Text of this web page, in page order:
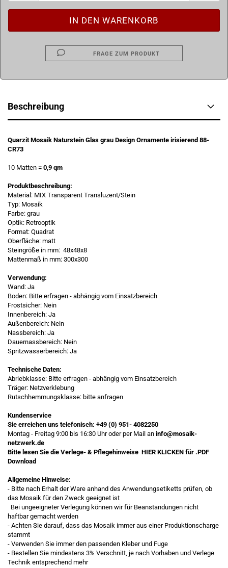
FRAGE ZUM PRODUKT
Beschreibung
Quarzit Mosaik Naturstein Glas grau Design Ornamente irisierend 88-
CR73
10 Matten = 0,9 qm
Produktbeschreibung:
Material: MIX Transparent Transluzent/Stein
Typ: Mosaik
Farbe: grau
Optik: Retrooptik
Format: Quadrat
Oberfläche: matt
Steingröße in mm: 48x48x8
Mattenmaß in mm: 300x300
Verwendung:
Wand: Ja
Boden: Bitte erfragen - abhängig vom Einsatzbereich
Frostsicher: Nein
Innenbereich: Ja
Außenbereich: Nein
Nassbereich: Ja
Dauernassbereich: Nein
Spritzwasserbereich: Ja
Technische Daten:
Abriebklasse: Bitte erfragen - abhängig vom Einsatzbereich
Träger: Netzverklebung
Rutschhemmungsklasse: bitte anfragen
Kundenservice
Sie erreichen uns telefonisch: +49 (0) 951- 4082250
Montag - Freitag 9:00 bis 16:30 Uhr oder per Mail an info@mosaik-
netzwerk.de
Bitte lesen Sie die Verlege- & Pflegehinweise HIER KLICKEN für .PDF
Download
Allgemeine Hinweise:
- Bitte nach Erhalt der Ware anhand des Anwendungsetiketts prüfen, ob
das Mosaik für den Zweck geeignet ist
Bei ungeeigneter Verlegung können wir für Beanstandungen nicht
haftbar gemacht werden
- Achten Sie darauf, dass das Mosaik immer aus einer Produktionscharge
stammt
- Verwenden Sie immer den passenden Kleber und Fuge
- Bestellen Sie mindestens 3% Verschnitt, je nach Vorhaben und Verlege
Technik entsprechend mehr